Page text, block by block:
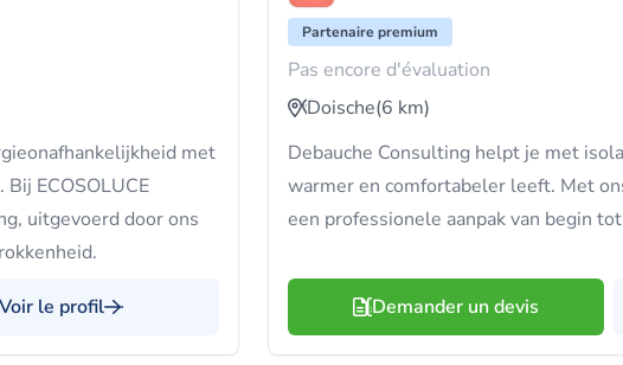
met
ECOSOLUCE
uitgevoerd door ons
Voir le profil
Partenaire premium
Pas encore d'évaluation
Doische(6 km)
Debauche Consulting helpt je met
warmer en comfortabeler leeft. Met
een professionele aanpak van begin
Demander un devis